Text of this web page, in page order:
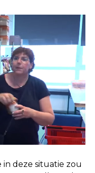
in deze situatie zou